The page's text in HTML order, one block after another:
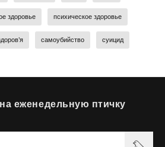
здоровье психическое здоровье
самоубийство суицид
еженедельную птичку